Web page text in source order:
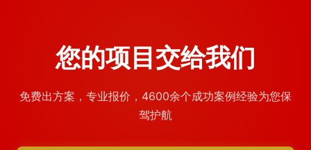
您的项目交给我们
免费出方案，专业报价，4600余个成功案例经验为您保
驾护航